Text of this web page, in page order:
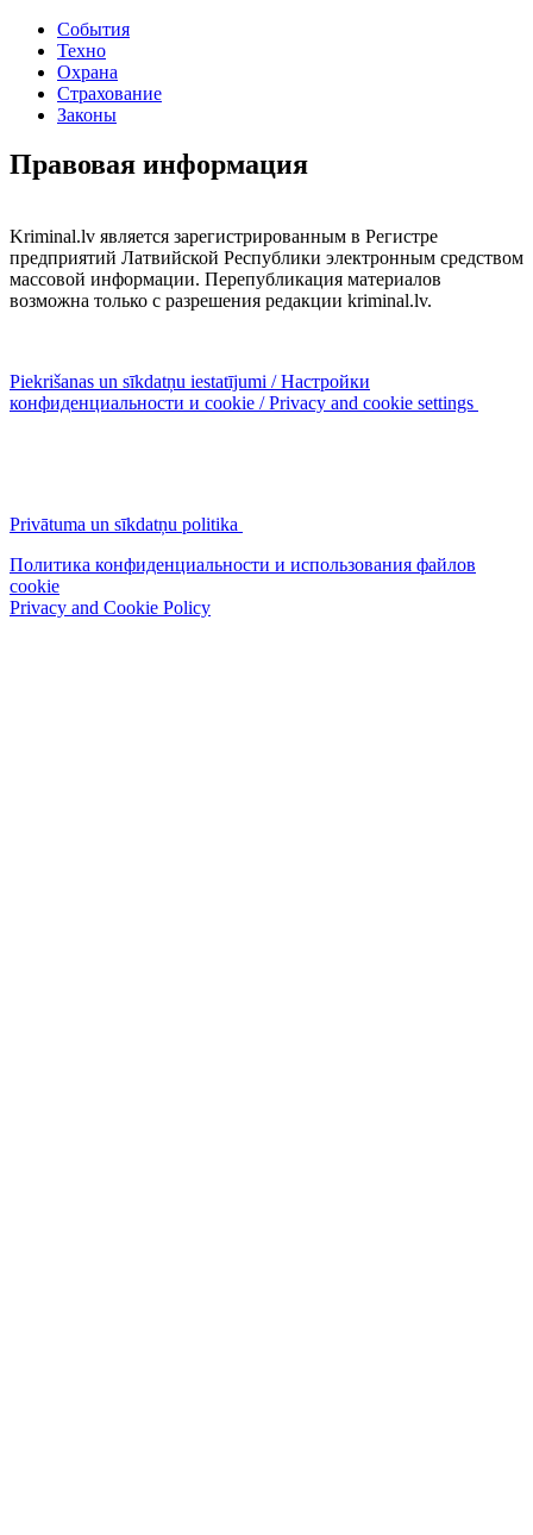
События
Техно
Охрана
Страхование
Законы
Правовая информация
Kriminal.lv является зарегистрированным в Регистре
предприятий Латвийской Республики электронным средством
массовой информации. Перепубликация материалов
возможна только с разрешения редакции kriminal.lv.
Piekrišanas un sīkdatņu iestatījumi / Настройки
конфиденциальности и cookie / Privacy and cookie settings
Privātuma un sīkdatņu politika
Политика конфиденциальности и использования файлов
cookie
Privacy and Cookie Policy